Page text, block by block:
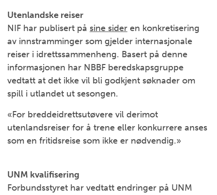
Utenlandske reiser
NIF har publisert på sine sider en konkretisering
av innstramminger som gjelder internasjonale
reiser i idrettssammenheng. Basert på denne
informasjonen har NBBF beredskapsgruppe
vedtatt at det ikke vil bli godkjent søknader om
spill i utlandet ut sesongen.
«For breddeidrettsutøvere vil derimot
utenlandsreiser for å trene eller konkurrere anses
som en fritidsreise som ikke er nødvendig.»
UNM kvalifisering
Forbundsstyret har vedtatt endringer på UNM